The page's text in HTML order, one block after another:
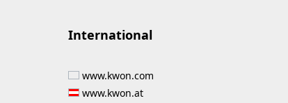
International
www.kwon.com
www.kwon.at